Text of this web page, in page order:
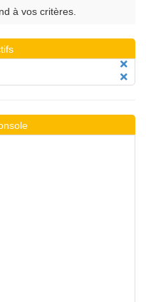
à vos critères.